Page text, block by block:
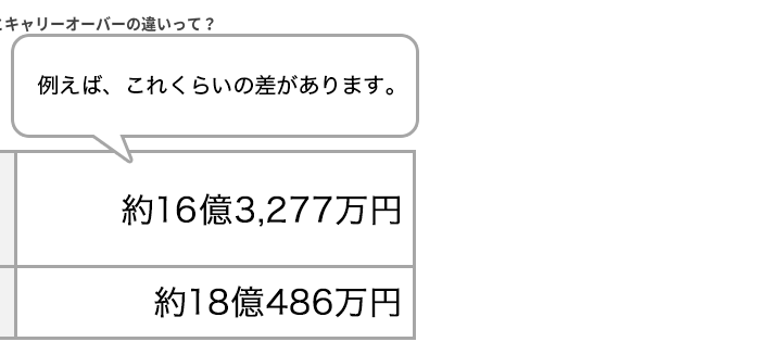
ャリーオーバーの違いって？